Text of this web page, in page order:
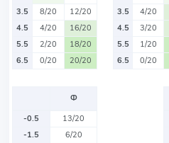
3.5
8/20
12/20
4.5
4/20
16/20
5.5
2/20
18/20
6.5
0/20 20/20
3.5
4/20
4.5
3/20
5.5
1/20
6.5
0/20
Ф
-0.5
13/20
-1.5
6/20